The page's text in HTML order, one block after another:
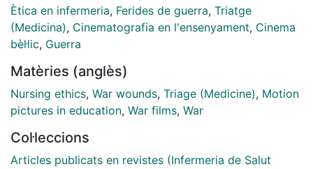
eutanasia en situaciones extremas. También se analiza
el trastorno por estrés post traumático que padecerá
uno de los protagonistas como consecuencia del
quienes sobreviven al horror de la guerra.
Ètica en infermeria, Ferides de guerra, Triatge
(Medicina), Cinematografia en l'ensenyament, Cinema
bèl·lic, Guerra
Matèries (anglès)
Nursing ethics, War wounds, Triage (Medicine), Motion
pictures in education, War films, War
Col·leccions
Articles publicats en revistes (Infermeria de Salut